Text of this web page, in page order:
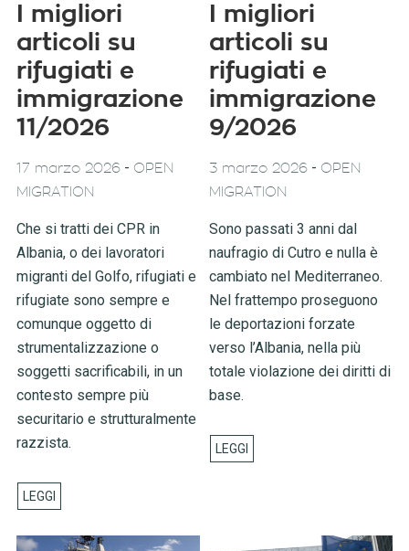
I migliori
articoli su
rifugiati e
immigrazione
11/2026
17 marzo 2026- OPEN
MIGRATION
Che si tratti dei CPR in
Albania, o dei lavoratori
migranti del Golfo, rifugiati e
rifugiate sono sempre e
comunque oggetto di
strumentalizzazione o
soggetti sacrificabili, in un
contesto sempre più
securitario e strutturalmente
razzista.
I migliori
articoli su
rifugiati e
immigrazione
9/2026
3 marzo 2026 - OPEN
MIGRATION
Sono passati 3 anni dal
naufragio di Cutro e nulla è
cambiato nel Mediterraneo.
Nel frattempo proseguono
le deportazioni forzate
verso l’Albania, nella più
totale violazione dei diritti di
base.